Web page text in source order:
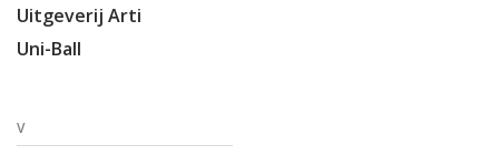
Uitgeverij Arti
Uni-Ball
V